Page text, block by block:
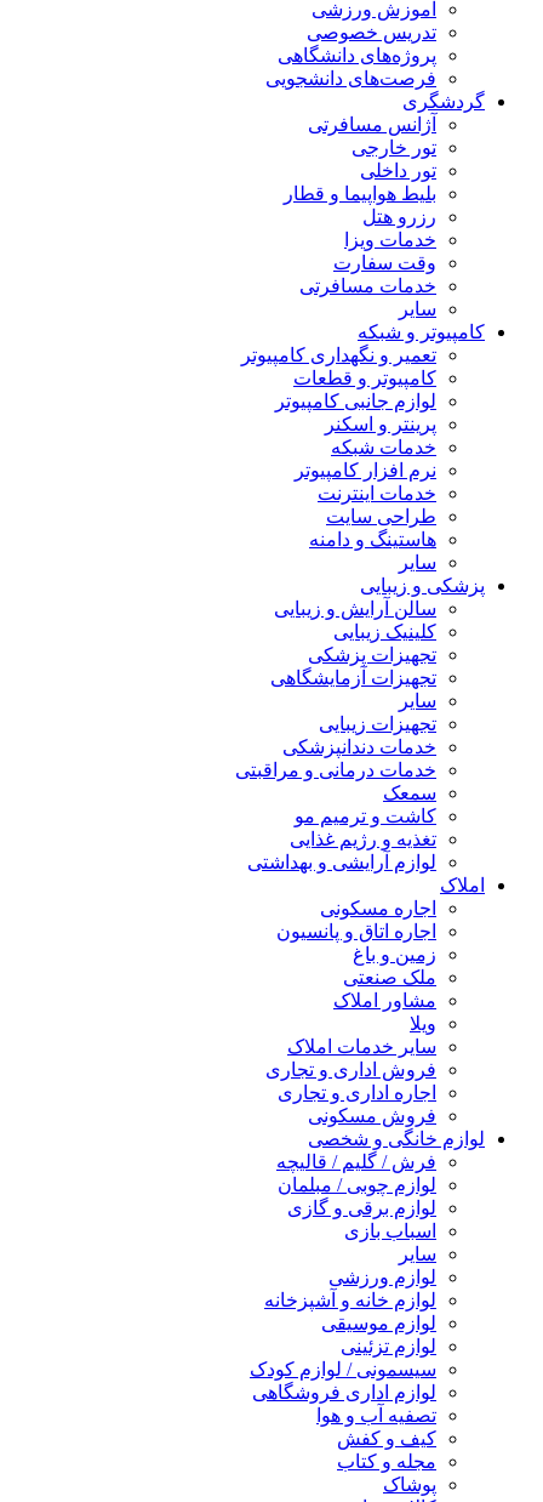
آموزش ورزشی
تدریس خصوصی
پروژه‌های دانشگاهی
فرصت‌های دانشجویی
گردشگری
آژانس مسافرتی
تور خارجی
تور داخلی
بلیط هواپیما و قطار
رزرو هتل
خدمات ویزا
وقت سفارت
خدمات مسافرتی
سایر
کامپیوتر و شبکه
تعمیر و نگهداری کامپیوتر
کامپیوتر و قطعات
لوازم جانبی کامپیوتر
پرینتر و اسکنر
خدمات شبکه
نرم افزار کامپیوتر
خدمات اینترنت
طراحی سایت
هاستینگ و دامنه
سایر
پزشکی و زیبایی
سالن آرایش و زیبایی
کلینیک زیبایی
تجهیزات پزشکی
تجهیزات آزمایشگاهی
سایر
تجهیزات زیبایی
خدمات دندانپزشکی
خدمات درمانی و مراقبتی
سمعک
کاشت و ترمیم مو
تغذیه و رژیم غذایی
لوازم آرایشی و بهداشتی
املاک
اجاره مسکونی
اجاره اتاق و پانسیون
زمین و باغ
ملک صنعتی
مشاور املاک
ویلا
سایر خدمات املاک
فروش اداری و تجاری
اجاره اداری و تجاری
فروش مسکونی
لوازم خانگی و شخصی
فرش / گلیم / قالیچه
لوازم چوبی / مبلمان
لوازم برقی و گازی
اسباب بازی
سایر
لوازم ورزشی
لوازم خانه و آشپزخانه
لوازم موسیقی
لوازم تزئینی
سیسمونی / لوازم کودک
لوازم اداری فروشگاهی
تصفیه آب و هوا
کیف و کفش
مجله و کتاب
پوشاک